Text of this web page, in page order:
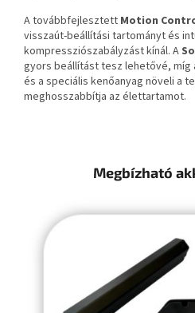
A továbbfejlesztett Motion
visszaút-beállítási tartományt és
kompressziószabályzást kínál. A
gyors beállítást tesz lehetővé, míg
és a speciális kenőanyag növeli a
meghosszabbítja az élettartamot.
Megbízható